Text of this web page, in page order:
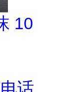
10
话